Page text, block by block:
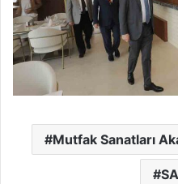
Mutfak Sanatları